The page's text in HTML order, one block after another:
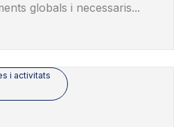
globals i necessaris...
i activitats